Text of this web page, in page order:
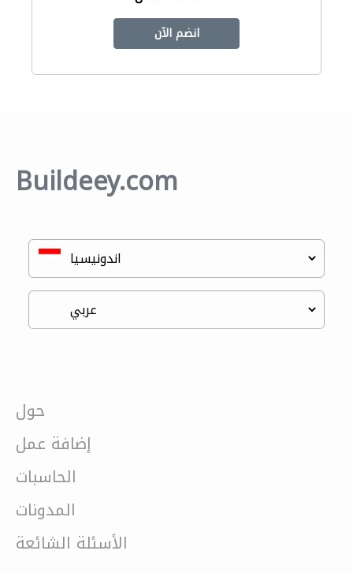
انضم الآن
Buildeey.com
حول
إضافة عمل
الحاسبات
المدونات
الأسئلة الشائعة